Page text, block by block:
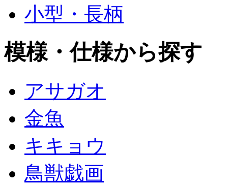
小型・長柄
模様・仕様から探す
アサガオ
金魚
キキョウ
鳥獣戯画